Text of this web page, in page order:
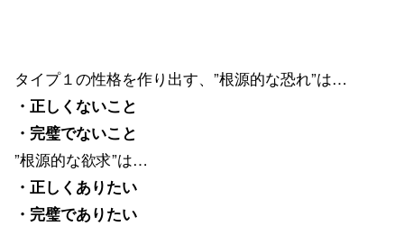
タイプ１の性格を作り出す、”根源的な恐れ”は…
・正しくないこと
・完璧でないこと
”根源的な欲求”は…
・正しくありたい
・完璧でありたい